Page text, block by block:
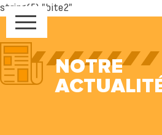
string(5) "bite2"
NOTRE